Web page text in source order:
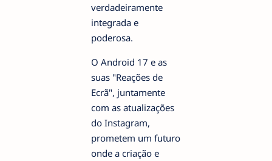
verdadeiramente
integrada e
poderosa.
O Android 17 e as
suas "Reações de
Ecrã", juntamente
com as atualizações
do Instagram,
prometem um futuro
onde a criação e